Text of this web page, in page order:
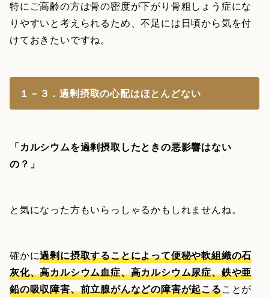
特にご高齢の方は骨の密度が下がり骨粗しょう症にな
りやすいと考えられるため、不足には日頃から気を付
けておきたいですね。
１－３．過剰摂取の心配はほとんどない
「カルシウムを過剰摂取したときの悪影響はない
の？」
と気になった方もいらっしゃるかもしれませんね。
確かに過剰に摂取することによって便秘や軟組織の石
灰化、高カルシウム血症、高カルシウム尿症、鉄や亜
鉛の吸収障害、前立腺がんなどの障害が起こることが